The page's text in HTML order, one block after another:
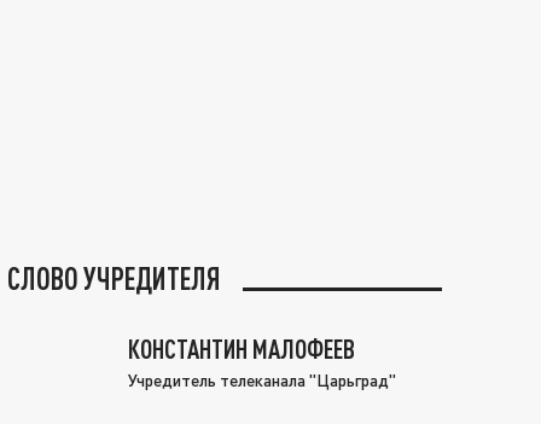
СЛОВО УЧРЕДИТЕЛЯ
КОНСТАНТИН МАЛОФЕЕВ
Учредитель телеканала "Царьград"